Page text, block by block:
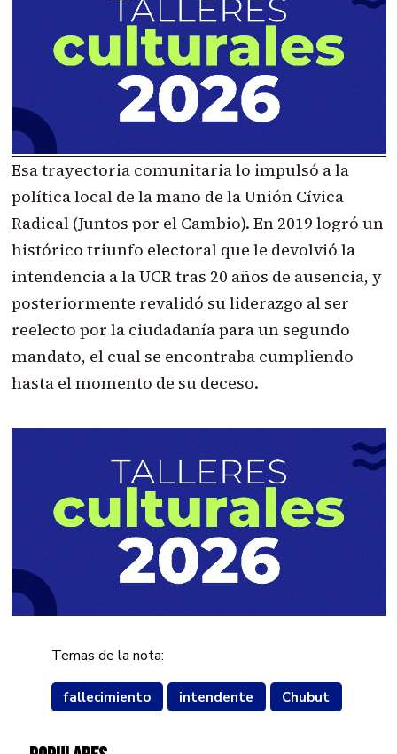
Esa trayectoria comunitaria lo impulsó a la
política local de la mano de la Unión Cívica
Radical (Juntos por el Cambio). En 2019 logró un
histórico triunfo electoral que le devolvió la
intendencia a la UCR tras 20 años de ausencia, y
posteriormente revalidó su liderazgo al ser
reelecto por la ciudadanía para un segundo
mandato, el cual se encontraba cumpliendo
hasta el momento de su deceso.
Temas de la nota:
fallecimiento intendente Chubut